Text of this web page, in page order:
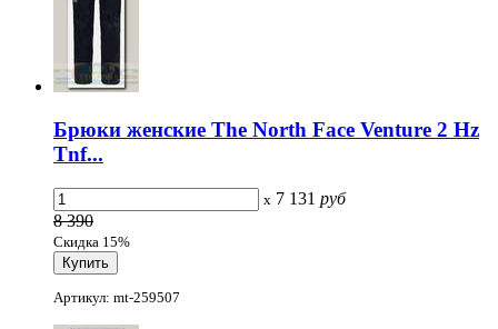
Брюки женские The North Face Venture 2 Hz
Tnf...
x 7 131 руб
8 390
Скидка 15%
Артикул: mt-259507